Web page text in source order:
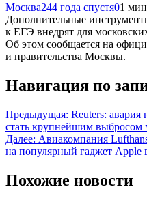
Москва244 года спустя01
Дополнительные
к ЕГЭ внедрят для
Об этом сообщается на
и правительства Москвы.
Навигация по
Предыдущая: Reuters:
стать крупнейшим выбросом
Далее: Авиакомпания
на популярный гаджет Apple
Похожие новости